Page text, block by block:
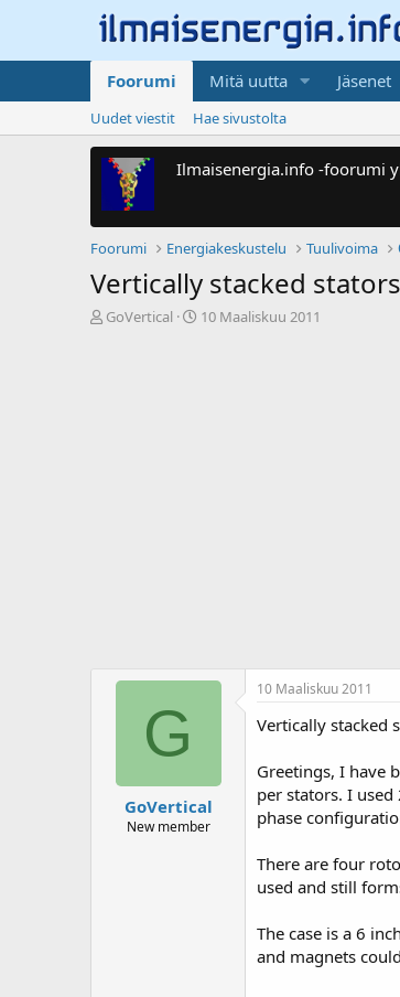
Foorumi Mitä uutta Jäsenet
Uudet viestit Hae sivustolta
Ilmaisenergia.info -foorumi
Foorumi Energiakeskustelu Tuulivoima
Vertically stacked
V
GoVertical
A10 Maaliskuu 2011
G
GoVertical
New member
10 Maaliskuu 2011
Vertically stacked
Greetings, I have
per stators. I
phase
There are four
used and still
The case is a 6
and magnets